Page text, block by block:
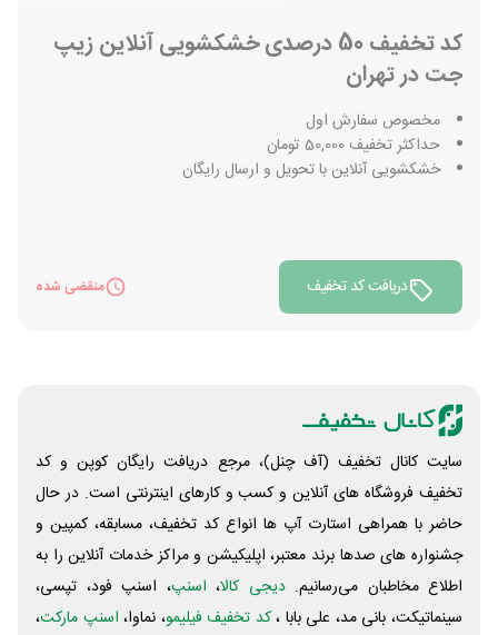
کد تخفیف 50 درصدی خشکشویی آنلاین زیپ
جت در تهران
مخصوص سفارش اول
حداکثر تخفیف 50,000 تومان
خشکشویی آنلاین با تحویل و ارسال رایگان
دریافت کد تخفیف منقضی شده
سایت کانال تخفیف (آف چنل)، مرجع دریافت رایگان کوپن و کد
تخفیف فروشگاه های آنلاین و کسب و‌ کارهای اینترنتی است. در حال
حاضر با همراهی استارت آپ ها انواع کد تخفیف، مسابقه، کمپین و
جشنواره های صدها برند معتبر، اپلیکیشن و مراکز خدمات آنلاین را به
اطلاع مخاطبان می‌رسانیم. دیجی کالا، اسنپ، اسنپ فود، تپسی،
سینماتیکت، بانی مد، علی‌ بابا ،کد تخفیف فیلیمو، نماوا، اسنپ مارکت،